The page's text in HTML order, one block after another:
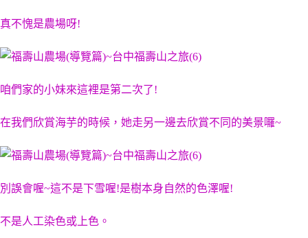
真不愧是農場呀!
咱們家的小妹來這裡是第二次了!
在我們欣賞海芋的時候，她走另一邊去欣賞不同的美景囉~
別誤會喔~這不是下雪喔!是樹本身自然的色澤喔!
不是人工染色或上色。